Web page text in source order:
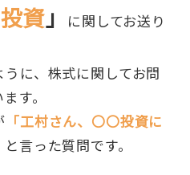
資」
に関してお送り
に、株式に関してお問
す。
「工村さん、〇〇投資に
と言った質問です。